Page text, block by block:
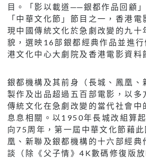
目。「影以載道──銀都作品回顧
「中華文化節」節目之一，香港電
現中國傳統文化於急劇改變的九十
貌，選映16部銀都經典作品並進
港文化中心大劇院及香港電影資料
銀都機構及其前身（長城、鳳凰
製作及出品超過五百部電影，以多
傳統文化在急劇改變的當代社會中
息息相關。以1950年長城改組算
向75周年，第一屆中華文化節藉此
凰、新聯及銀都機構的十六部經典
談（除《父子情》4K數碼修復版